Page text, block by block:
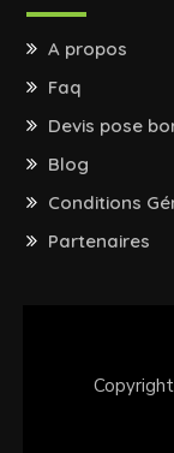
A propos
Faq
Devis pose
Blog
Conditions
Partenaires